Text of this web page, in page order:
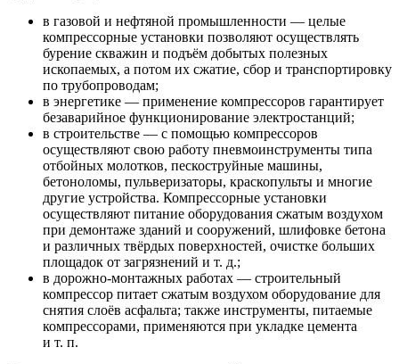
в газовой и нефтяной промышленности — целые
компрессорные установки позволяют осуществлять
бурение скважин и подъём добытых полезных
ископаемых, а потом их сжатие, сбор и транспортировку
по трубопроводам;
в энергетике — применение компрессоров гарантирует
безаварийное функционирование электростанций;
в строительстве — с помощью компрессоров
осуществляют свою работу пневмоинструменты типа
отбойных молотков, пескоструйные машины,
бетоноломы, пульверизаторы, краскопульты и многие
другие устройства. Компрессорные установки
осуществляют питание оборудования сжатым воздухом
при демонтаже зданий и сооружений, шлифовке бетона
и различных твёрдых поверхностей, очистке больших
площадок от загрязнений и т. д.;
в дорожно-монтажных работах — строительный
компрессор питает сжатым воздухом оборудование для
снятия слоёв асфальта; также инструменты, питаемые
компрессорами, применяются при укладке цемента
и т. п.